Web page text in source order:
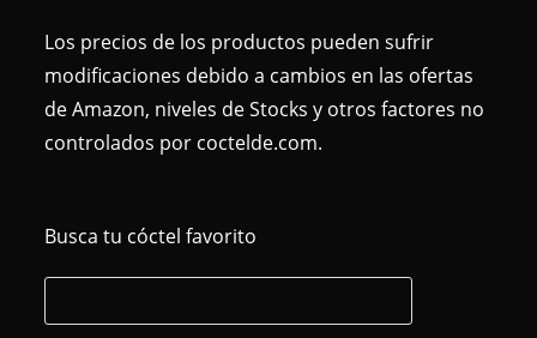
Los precios de los productos pueden sufrir
modificaciones debido a cambios en las ofertas
de Amazon, niveles de Stocks y otros factores no
controlados por coctelde.com.
Busca tu cóctel favorito